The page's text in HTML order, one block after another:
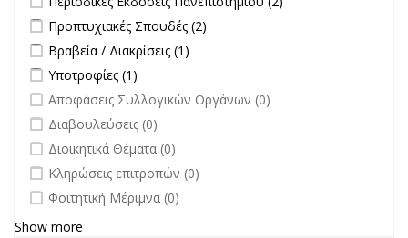
filter
Apply Προπτυχιακές Σπουδές filter
Προπτυχιακές Σπουδές (2)
Apply Βραβεία / Διακρίσεις filter
Βραβεία / Διακρίσεις (1)
Apply Υποτροφίες filter
Υποτροφίες (1)
undefined
Αποφάσεις Συλλογικών Οργάνων (0)
undefined
Διαβουλεύσεις (0)
undefined
Διοικητικά Θέματα (0)
undefined
Κληρώσεις επιτροπών (0)
undefined
Φοιτητική Μέριμνα (0)
Show more